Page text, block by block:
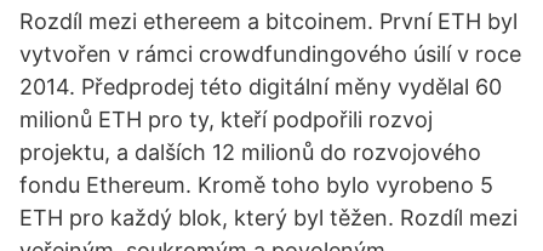
Rozdíl mezi ethereem a bitcoinem. První ETH byl
vytvořen v rámci crowdfundingového úsilí v roce
2014. Předprodej této digitální měny vydělal 60
milionů ETH pro ty, kteří podpořili rozvoj
projektu, a dalších 12 milionů do rozvojového
fondu Ethereum. Kromě toho bylo vyrobeno 5
ETH pro každý blok, který byl těžen. Rozdíl mezi